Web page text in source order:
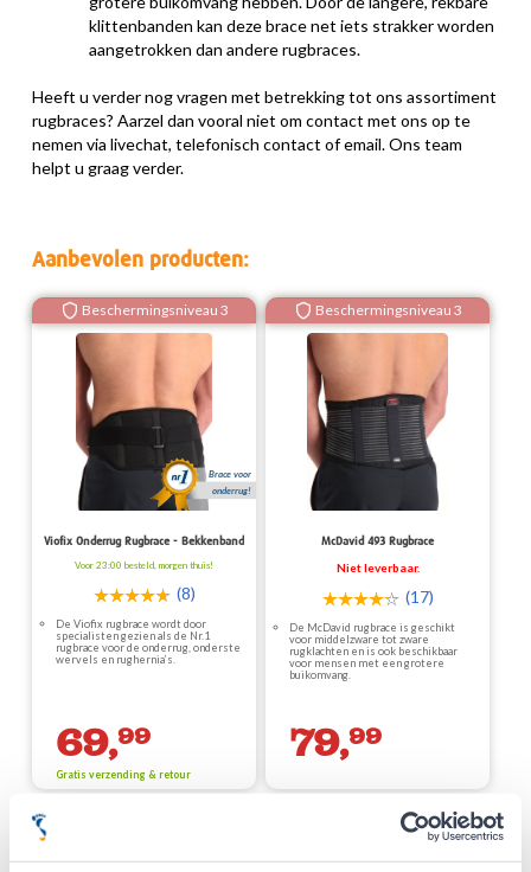
klittenbanden kan deze brace net iets strakker worden
aangetrokken dan andere rugbraces.
Heeft u verder nog vragen met betrekking tot ons assortiment
rugbraces? Aarzel dan vooral niet om contact met ons op te
nemen via livechat, telefonisch contact of email. Ons team
helpt u graag verder.
Aanbevolen producten:
Beschermingsniveau 3
Brace voor
onderrug!
Viofix Onderrug Rugbrace - Bekkenband
Voor 23:00 besteld, morgen thuis!
(8)
De Viofix rugbrace wordt door
specialisten gezien als de Nr.1
rugbrace voor de onderrug, onderste
wervels en rughernia’s.
69,99
Gratis verzending & retour
Beschermingsniveau 3
McDavid 493 Rugbrace
Niet leverbaar.
(17)
De McDavid rugbrace is geschikt
voor middelzware tot zware
rugklachten en is ook beschikbaar
voor mensen met een grotere
buikomvang.
79,99